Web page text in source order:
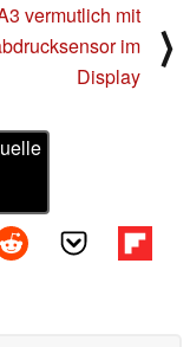
vermutlich mit
im
Display
⟩